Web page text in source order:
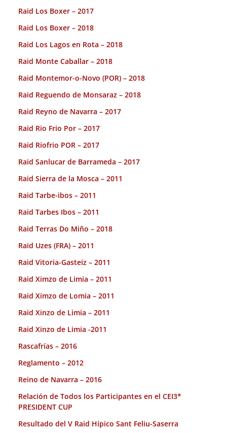
Raid Los Boxer – 2017
Raid Los Boxer – 2018
Raid Los Lagos en Rota – 2018
Raid Monte Caballar – 2018
Raid Montemor-o-Novo (POR) – 2018
Raid Reguendo de Monsaraz – 2018
Raid Reyno de Navarra – 2017
Raid Rio Frio Por – 2017
Raid Riofrio POR – 2017
Raid Sanlucar de Barrameda – 2017
Raid Sierra de la Mosca – 2011
Raid Tarbe-ibos – 2011
Raid Tarbes Ibos – 2011
Raid Terras Do Miño – 2018
Raid Uzes (FRA) – 2011
Raid Vitoria-Gasteiz – 2011
Raid Ximzo de Limia – 2011
Raid Ximzo de Lomia – 2011
Raid Xinzo de Limia – 2011
Raid Xinzo de Limia -2011
Rascafrías – 2016
Reglamento – 2012
Reino de Navarra – 2016
Relación de Todos los Participantes en el CEI3*
PRESIDENT CUP
Resultado del V Raid Hípico Sant Feliu-Saserra